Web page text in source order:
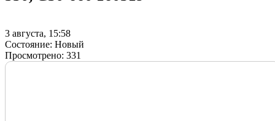
3 августа, 15:58
Состояние: Новый
Просмотрено: 331